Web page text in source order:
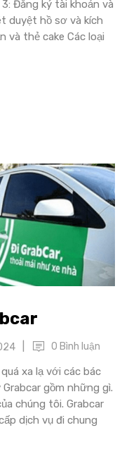
Đăng ký tài khoản và
duyệt hồ sơ và kích
và thẻ cake Các loại
0 Bình luận
xa lạ với các bác
gồm những gì.
chúng tôi. Grabcar
dịch vụ đi chung